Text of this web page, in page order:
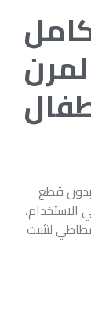
بدون قطع
لتثبيت